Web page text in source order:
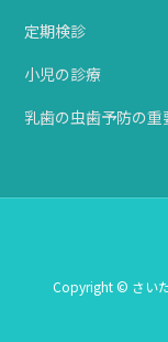
定期検診
小児の診療
乳歯の虫歯予防の重
Copyright © さい